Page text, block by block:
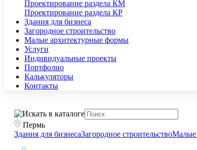
Проектирование раздела КМ
Проектирование раздела КР
Здания для бизнеса
Загородное строительство
Малые архитектурные формы
Услуги
Индивидуальные проекты
Портфолио
Калькуляторы
Контакты
Пермь
Здания для бизнесаЗагородное строительствоМалые